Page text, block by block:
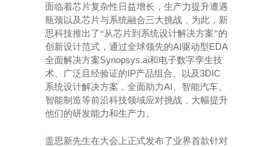
面临着芯片复杂性日益增长，生产力提升遭遇
瓶颈以及芯片与系统融合三大挑战，为此，新
思科技推出了“从芯片到系统设计解决方案”的
创新设计范式，通过全球领先的AI驱动型EDA
全面解决方案Synopsys.ai和电子数字孪生技
术、广泛且经验证的IP产品组合、以及3DIC
系统设计解决方案，全面助力AI、智能汽车、
智能制造等前沿科技领域应对挑战，大幅提升
他们的研发能力和生产力。
盖思新先生在大会上正式发布了业界首款针对